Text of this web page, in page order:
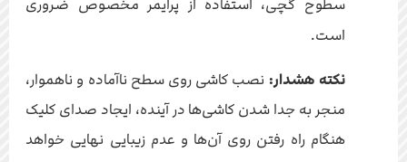
سطوح گچی، استفاده از پرایمر مخصوص ضروری
است.
نکته هشدار: نصب کاشی روی سطح ناآماده و ناهموار،
منجر به جدا شدن کاشی‌ها در آینده، ایجاد صدای کلیک
هنگام راه رفتن روی آن‌ها و عدم زیبایی نهایی خواهد